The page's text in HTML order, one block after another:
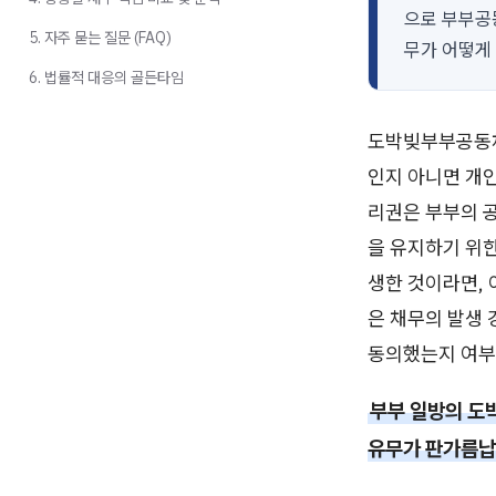
으로 부부
무가 어떻
도박빚부부공
인지 아니면 개
리권은 부부의
을 유지하기 위
생한 것이라면,
은 채무의 발생
동의했는지 여
부부 일방의 도
유무가 판가름
5. 자주 묻는 질문 (FAQ)
6. 법률적 대응의 골든타임